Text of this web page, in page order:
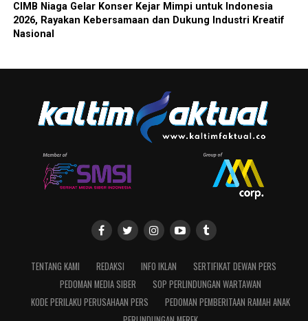
CIMB Niaga Gelar Konser Kejar Mimpi untuk Indonesia
2026, Rayakan Kebersamaan dan Dukung Industri Kreatif
Nasional
TENTANG KAMI REDAKSI INFO IKLAN
SERTIFIKAT DEWAN PERS
PEDOMAN MEDIA SIBER
SOP PERLINDUNGAN WARTAWAN
KODE PERILAKU PERUSAHAAN PERS
PEDOMAN PEMBERITAAN RAMAH ANAK